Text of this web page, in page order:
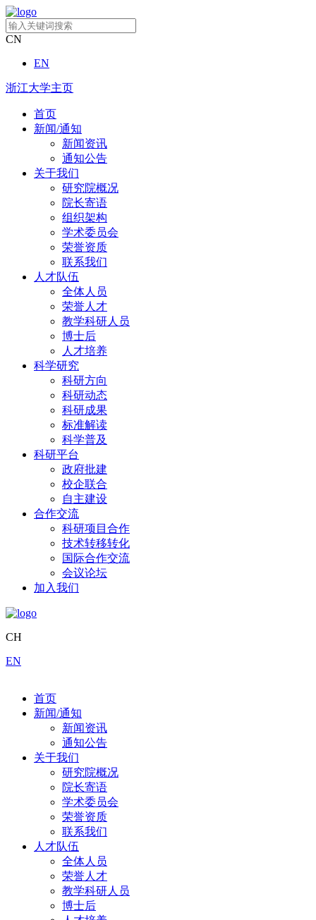
CN
EN
浙江大学主页
首页
新闻/通知
新闻资讯
通知公告
关于我们
研究院概况
院长寄语
组织架构
学术委员会
荣誉资质
联系我们
人才队伍
全体人员
荣誉人才
教学科研人员
博士后
人才培养
科学研究
科研方向
科研动态
科研成果
标准解读
科学普及
科研平台
政府批建
校企联合
自主建设
合作交流
科研项目合作
技术转移转化
国际合作交流
会议论坛
加入我们
CH
EN
首页
新闻/通知
新闻资讯
通知公告
关于我们
研究院概况
院长寄语
学术委员会
荣誉资质
联系我们
人才队伍
全体人员
荣誉人才
教学科研人员
博士后